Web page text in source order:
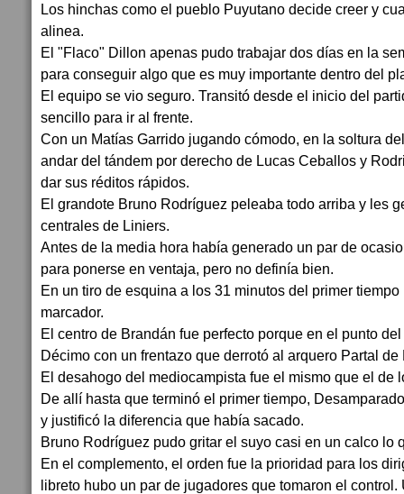
Los hinchas como el pueblo Puyutano decide creer y
alinea.
El "Flaco" Dillon apenas pudo trabajar dos días en la
para conseguir algo que es muy importante dentro del
El equipo se vio seguro. Transitó desde el inicio del
sencillo para ir al frente.
Con un Matías Garrido jugando cómodo, en la soltura
andar del tándem por derecho de Lucas Ceballos y
dar sus réditos rápidos.
El grandote Bruno Rodríguez peleaba todo arriba y les
centrales de Liniers.
Antes de la media hora había generado un par de
para ponerse en ventaja, pero no definía bien.
En un tiro de esquina a los 31 minutos del primer
marcador.
El centro de Brandán fue perfecto porque en el punto
Décimo con un frentazo que derrotó al arquero Partal de
El desahogo del mediocampista fue el mismo que el de
De allí hasta que terminó el primer tiempo,
y justificó la diferencia que había sacado.
Bruno Rodríguez pudo gritar el suyo casi en un calco lo
En el complemento, el orden fue la prioridad para los
libreto hubo un par de jugadores que tomaron el